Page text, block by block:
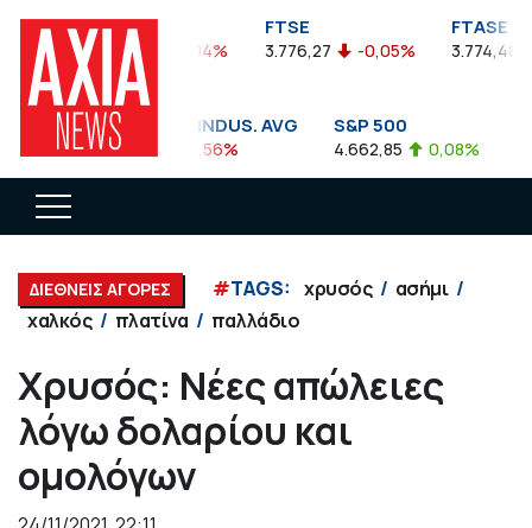
FTSEA
899,47 -0,04%
FTSE
3.776,27 -0,05%
FTASE
3.774,48
DOW JONES INDUS. AVG
35.911,81 -0,56%
S&P 500
4.662,85 0,08%
ΔΙΕΘΝΕΙΣ ΑΓΟΡΕΣ #TAGS: χρυσός
ασήμι
χαλκός
πλατίνα παλλάδιο
Χρυσός: Νέες απώλειες
λόγω δολαρίου και
ομολόγων